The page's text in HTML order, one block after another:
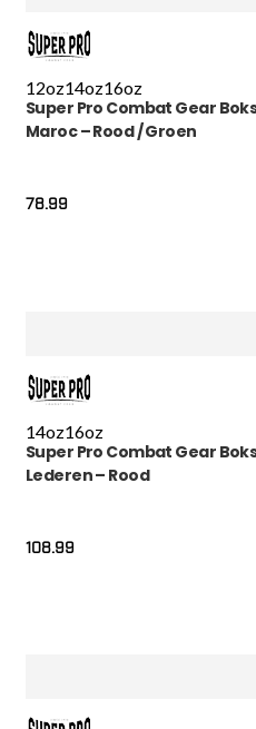
12oz14oz16oz
Super Pro Combat Gear
Maroc – Rood / Groen
78.99
14oz16oz
Super Pro Combat Gear
Lederen – Rood
108.99